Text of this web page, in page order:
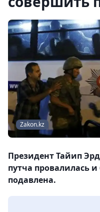
Zakon.kz
Президент Тайип
путча провалилась
подавлена.